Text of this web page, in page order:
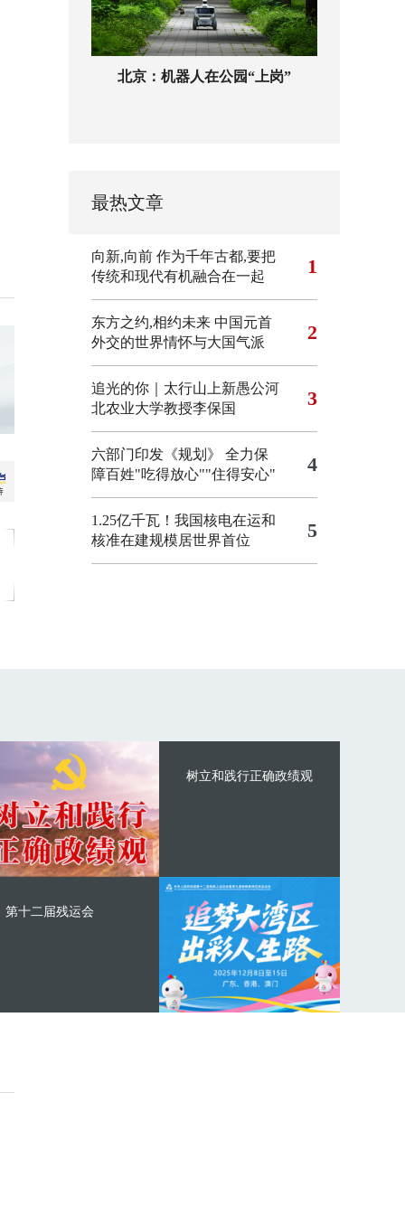
北京：机器人在公园“上岗”
最热文章
向新,向前 作为千年古都,要把
传统和现代有机融合在一起
1
东方之约,相约未来 中国元首
外交的世界情怀与大国气派
2
追光的你｜太行山上新愚公河
北农业大学教授李保国
3
六部门印发《规划》 全力保
障百姓"吃得放心""住得安心"
4
1.25亿千瓦！我国核电在运和
核准在建规模居世界首位
5
树立和践行正确政绩观
第十二届残运会